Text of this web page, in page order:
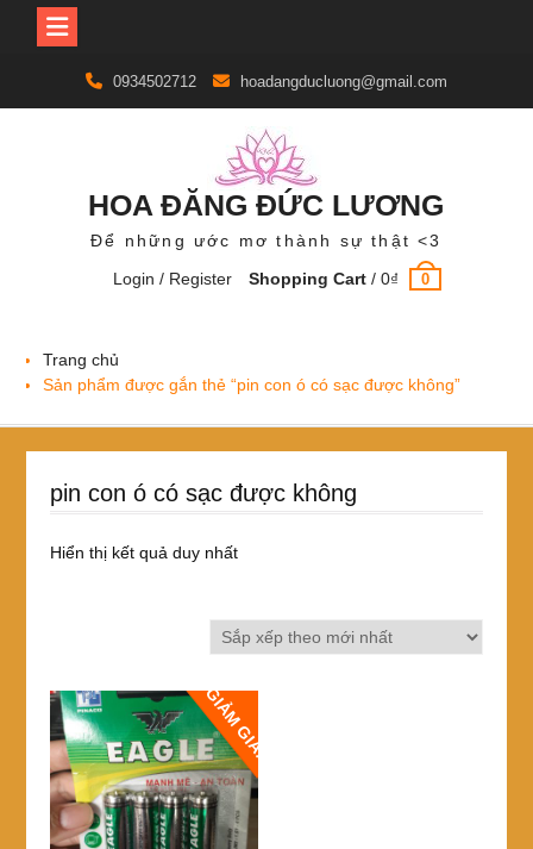
content
0934502712 hoadangducluong@gmail.com
HOA ĐĂNG ĐỨC LƯƠNG
Để những ước mơ thành sự thật <3
Login / Register
Shopping Cart /0₫ 0
Trang chủ
Sản phẩm được gắn thẻ “pin con ó có sạc được không”
pin con ó có sạc được không
Hiển thị kết quả duy nhất
GIẢM GIÁ!